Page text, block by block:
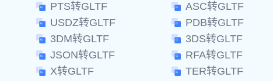
PTS转GLTF ASC转GLTF
USDZ转GLTF PDB转GLTF
3DM转GLTF 3DS转GLTF
JSON转GLTF RFA转GLTF
X转GLTF TER转GLTF